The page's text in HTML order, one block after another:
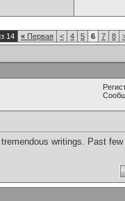
14 « Первая < 4 5 6 7 8
writings. Past